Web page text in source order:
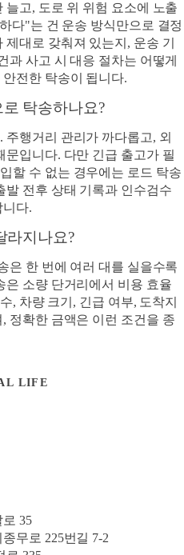
고, 도로 위 위험 요소에 노출
다"는 건 운송 방식만으로 결정
대로 갖춰져 있는지, 운송 기
과 사고 시 대응 절차는 어떻게
전한 탁송이 됩니다.
탁송하나요?
행거리 관리가 까다롭고, 외
문입니다. 다만 긴급 출고가 필
할 수 없는 경우에는 로드 탁송
발 전후 상태 기록과 인수검수
니다.
라지나요?
은 한 번에 여러 대를 실을수록
은 소량 단거리에서 비용 효율
, 차량 크기, 긴급 여부, 도착지
정확한 금액은 이런 조건을 종
LIFE
35
무로 225번길 7-2